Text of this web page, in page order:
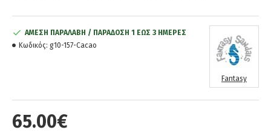
65.00€
ΆΜΕΣΗ ΠΑΡΑΛΑΒΉ / ΠΑΡΆΔOΣΗ 1 ΈΩΣ 3 ΗΜΈΡΕΣ
Κωδικός: g10-157-Cacao
Fantasy